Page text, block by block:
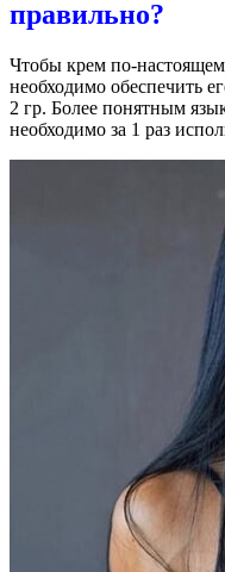
правильно?
Чтобы крем по-
необходимо обеспечить
2 гр. Более понятным
необходимо за 1 раз